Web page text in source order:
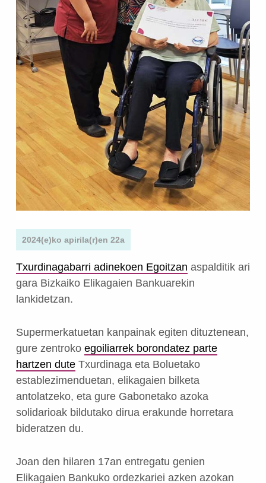
2024(e)ko apirila(r)en 22a
Txurdinagabarri adinekoen Egoitzan aspalditik ari
gara Bizkaiko Elikagaien Bankuarekin
lankidetzan.
Supermerkatuetan kanpainak egiten dituztenean,
gure zentroko egoiliarrek borondatez parte
hartzen duteTxurdinaga eta Boluetako
establezimenduetan, elikagaien bilketa
antolatzeko, eta gure Gabonetako azoka
solidarioak bildutako dirua erakunde horretara
bideratzen du.
Joan den hilaren 17an entregatu genien
Elikagaien Bankuko ordezkariei azken azokan